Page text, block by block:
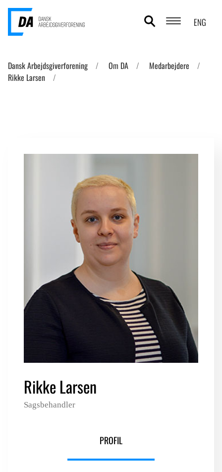
ENG
OM DA
LOGIN FOR MEDLEMSORGANISATIONER
Dansk Arbejdsgiverforening Om DA
Medarbejdere
Rikke Larsen
Rikke Larsen
Sagsbehandler
PROFIL